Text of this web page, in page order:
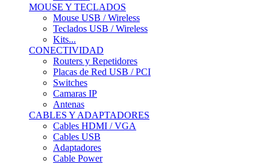
MOUSE Y TECLADOS
Mouse USB / Wireless
Teclados USB / Wireless
Kits...
CONECTIVIDAD
Routers y Repetidores
Placas de Red USB / PCI
Switches
Camaras IP
Antenas
CABLES Y ADAPTADORES
Cables HDMI / VGA
Cables USB
Adaptadores
Cable Power